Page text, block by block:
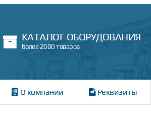
КАТАЛОГ ОБОРУДОВАНИЯ
более 2000 товаров
О компании Реквизиты